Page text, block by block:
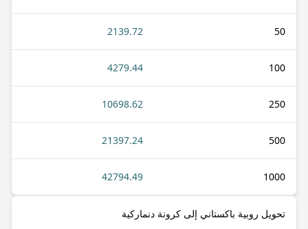
50
2139.72
100
4279.44
250
10698.62
500
21397.24
1000
42794.49
تحويل روبية باكستاني إلى كرونة دنماركية